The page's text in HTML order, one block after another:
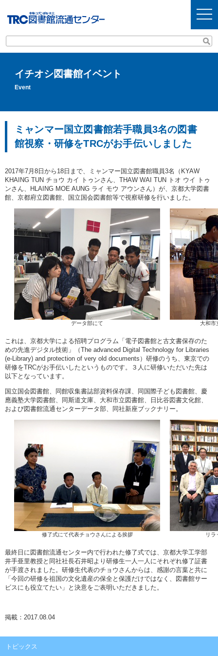
t
o
g
l
e
イチオシ図書館イベント
Event
ミャンマー国立図書館若手職員3名の図書
館視察・研修をTRCがお手伝いしました
2017年7月8日から18日まで、ミャンマー国立図書館職員3名（KYAW
KHAING TUN チョウ カイ トゥンさん、THAW WAI TUN トオ ウイ トゥ
ンさん、HLAING MOE AUNG ライ モウ アウンさん）が、京都大学図書
館、京都府立図書館、国立国会図書館等で視察研修を行いました。
データ部にて 大和市
これは、京都大学による招聘プログラム「電子図書館と古文書保存のた
めの先進デジタル技術」（The advanced Digital Technology for Libraries
(e-Library) and protection of very old documents）研修のうち、東京での
研修をTRCがお手伝いしたというものです。３人に研修いただいた先は
以下となっています。
国立国会図書館、同館収集書誌部資料保存課、同国際子ども図書館、慶
應義塾大学図書館、同斯道文庫、大和市立図書館、日比谷図書文化館、
および図書館流通センターデータ部、同社新座ブックナリー。
修了式にて代表チョウさんによる挨拶 リラ
最終日に図書館流通センター内で行われた修了式では、京都大学工学部
井手亜里教授と同社社長石井昭より研修生一人一人にそれぞれ修了証書
が手渡されました。研修生代表のチョウさんからは、感謝の言葉と共に
「今回の研修を祖国の文化遺産の保全と保護だけではなく、図書館サー
ビスにも役立てたい」と決意をご表明いただきました。
掲載：2017.08.04
トピックス